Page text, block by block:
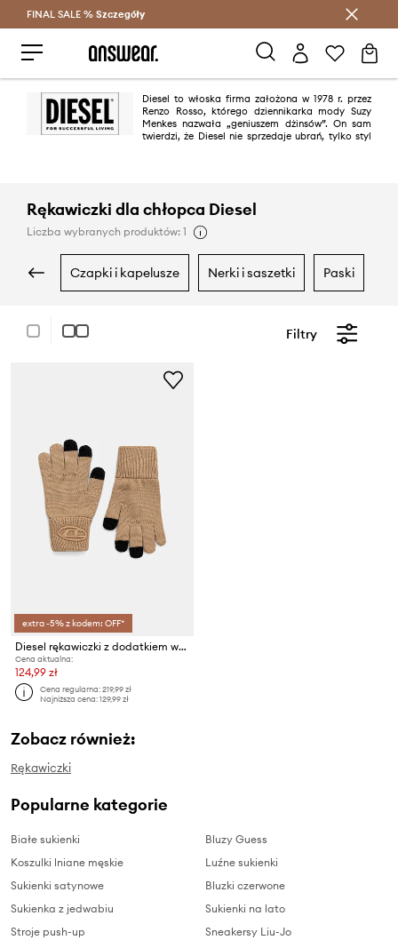
Oszczędzaj z Answear Club >
FINAL SALE % Szczegóły
Diesel to włoska firma założona w 1978 r. przez
Renzo Rosso, którego dziennikarka mody Suzy
Menkes nazwała „geniuszem dżinsów”. On sam
twierdzi, że Diesel nie sprzedaje ubrań, tylko styl
Rękawiczki dla chłopca Diesel
Liczba wybranych produktów: 1
czapki i kapelusze nerki i saszetki paski
Filtry
extra -5% z kodem: OFF*
Diesel rękawiczki z dodatkiem wełny dziecięce NUTTI GLOVE
Cena aktualna:
124,99 zł
Cena regularna:219,99 zł
Najniższa cena:129,99 zł
Zobacz również:
Rękawiczki
Popularne kategorie
Białe sukienki
Koszulki lniane męskie
Sukienki satynowe
Sukienka z jedwabiu
Stroje push-up
Bluzy Guess
Luźne sukienki
Bluzki czerwone
Sukienki na lato
Sneakersy Liu-Jo